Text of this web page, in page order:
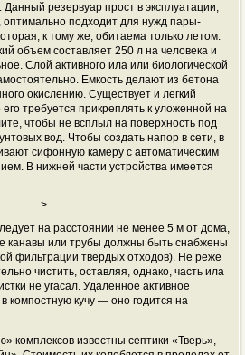
Данный резервуар прост в эксплуатации,
оптимально подходит для нужд пары-
к тому же, обитаема только летом.
объем составляет 250 л на человека и
Слой активного ила или биологической
Емкость делают из бетона
окислению. Существует и легкий
требуется прикреплять к уложенной на
чтобы не всплыл на поверхность под
вод. Чтобы создать напор в сети, в
сифонную камеру с автоматическим
В нижней части устройства имеется
>
на расстоянии не менее 5 м от дома,
канавы или трубы должны быть снабжены
фильтрации твердых отходов). Не реже
чистить, оставляя, однако, часть ила
не угасал. Удаленное активное
компостную кучу — оно годится на
комплексов известны септики «Тверь»,